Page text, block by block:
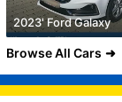
2023' Ford Galaxy
Browse All Cars